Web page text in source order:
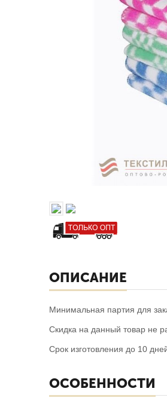
ОПИСАНИЕ
Минимальная партия для
Скидка на данный товар не
Срок изготовления до 10
ОСОБЕННОСТИ